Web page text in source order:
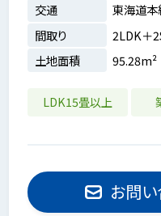
交通
東海道本
間取り
2LDK＋
土地面積
95.28m²
LDK15畳以上
お問